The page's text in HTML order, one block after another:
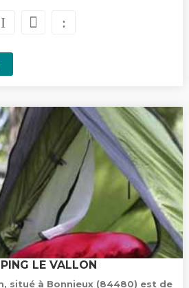
LE VALLON
situé à Bonnieux (84480) est de